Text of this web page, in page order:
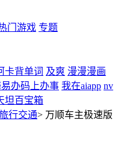
门游戏 专题
卡背单词 及爽 漫漫漫画
易办码上办事 我在aiapp nv
坦百宝箱
行交通> 万顺车主极速版